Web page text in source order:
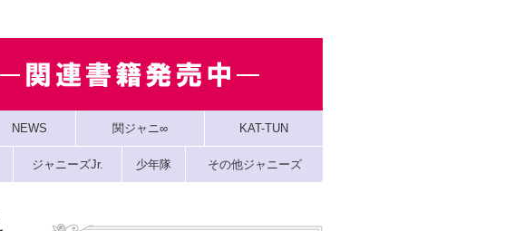
NEWS 関ジャニ∞ KAT-TUN
ジャニーズJr. 少年隊 その他ジャニーズ